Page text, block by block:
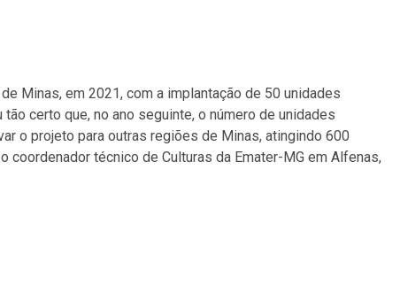
Minas, em 2021, com a implantação de 50 unidades
certo que, no ano seguinte, o número de unidades
o projeto para outras regiões de Minas, atingindo 600
técnico de Culturas da Emater-MG em Alfenas,